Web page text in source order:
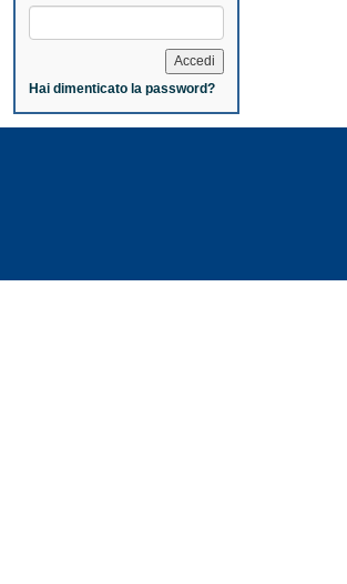
Hai dimenticato la password?